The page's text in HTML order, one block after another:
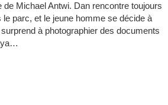
de Michael Antwi. Dan rencontre toujours
le parc, et le jeune homme se décide à
à photographier des documents